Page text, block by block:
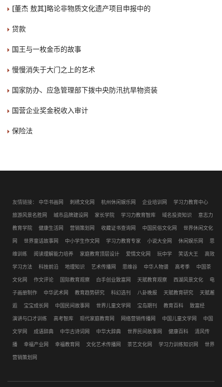
[董杰 敖其]略论非物质文化遗产项目申报中的
贷款
国王与一枚金币的故事
慢慢消失于大门之上的艺术
国家防办、应急管理部下拨中央防汛抗旱物资装
国营企业奖金税收入审计
保险法
友情链接： 中华书画网 刺绣文化网 杭州休闲娱乐网 企业培训网 学习力教育中心
旅游风景名胜网 城市品牌建设网 家长学院 学习力教育智库 域名投资知识 意志力
教育学院 健康生活网 营销策划网 收藏证书查询网 中国民俗文化网 世界休闲文化
网 世界童话故事网 中小学生作文网 学习力教育专家 小说大全网 休闲娱乐网 思
维训练 阅读理解能力培养 家庭教育顶层设计 爱情文化网 玩中学 笑话大王 高效
学习方法 科技前沿 地理知识 艺术传播网 思维谷 中华人物谱 高考季 中国茶
文化网 作文评论 国际教育观察 白手创业致富网 天赋教育观察 西湖风景文化 电
子画册制作 中华武术网 教育趋势研究 科幻选刊 八卦晚报 天赋教育研究 天赋邂
逅 宝宝成长网 中国民间故事网 世界儿童文学网 宝岛期刊 教育百科 致富经
演讲与口才训练 高考智库 现代家庭教育网 网络营销传播网 中国儿童文学网 中国
文学网 成语辞典 中华古诗词网 中华大辞典 世界民间故事网 健康百科 清风传
播 幸福产业网 幸福教育网 文化艺术传播网 茶艺文化网 学习力训练知识网 世界
营销策划网